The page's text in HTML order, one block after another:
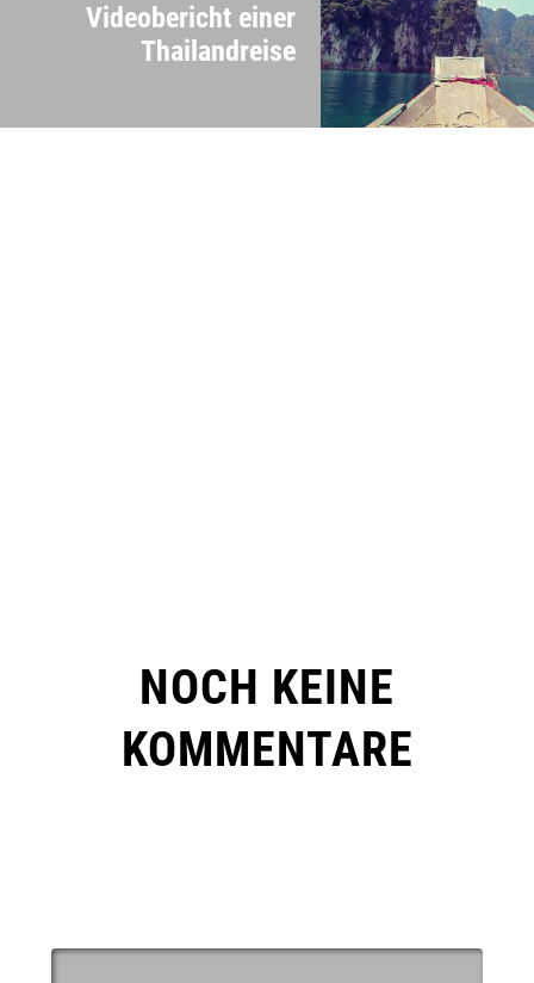
Videobericht einer
Thailandreise
NOCH KEINE
KOMMENTARE